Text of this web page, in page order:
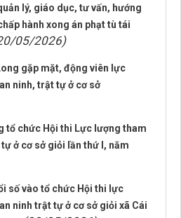
lý, giáo dục, tư vấn, hướng
hành xong án phạt tù tái
05/2026)
gặp mặt, động viên lực
ninh, trật tự ở cơ sở
tổ chức Hội thi Lực lượng tham
ở cơ sở giỏi lần thứ I, năm
số vào tổ chức Hội thi lực
ninh trật tự ở cơ sở giỏi xã Cái